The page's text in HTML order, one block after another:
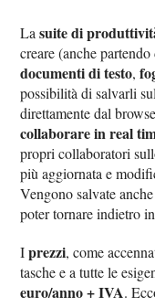
Lasuite di
creare (anche
documenti di testo,
possibilità di salvarli
direttamente dal
collaborare in real
propri collaboratori
più aggiornata e
Vengono salvate
poter tornare indietro
Iprezzi, come
tasche e a tutte le
euro/anno + IVA.